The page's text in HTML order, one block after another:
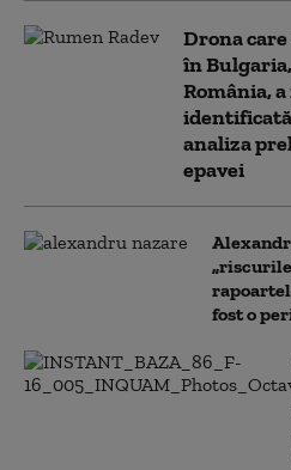
Drona
în
România,
analiza
epavei
fost o